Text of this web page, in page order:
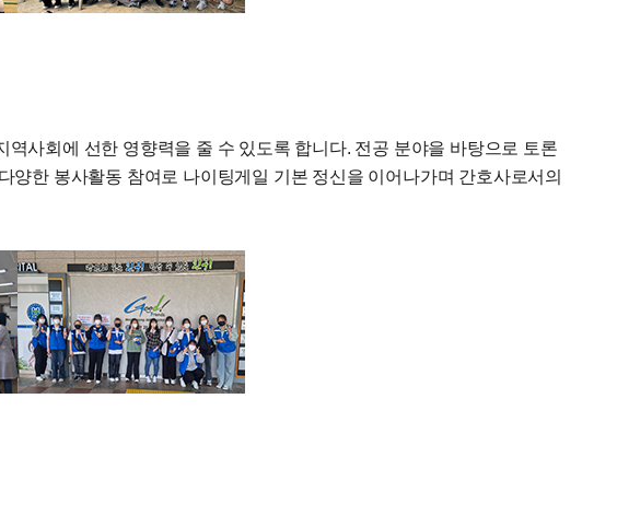
사회에 선한 영향력을 줄 수 있도록 합니다. 전공 분야을 바탕으로 토론
양한 봉사활동 참여로 나이팅게일 기본 정신을 이어나가며 간호사로서의